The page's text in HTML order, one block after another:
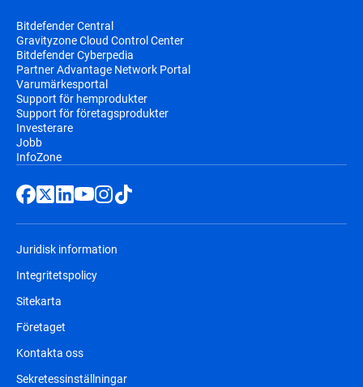
Bitdefender Central
Gravityzone Cloud Control Center
Bitdefender Cyberpedia
Partner Advantage Network Portal
Varumärkesportal
Support för hemprodukter
Support för företagsprodukter
Investerare
Jobb
InfoZone
Juridisk information
Integritetspolicy
Sitekarta
Företaget
Kontakta oss
Sekretessinställningar